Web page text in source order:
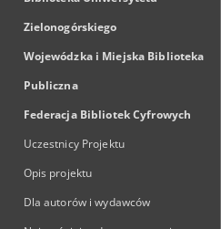
Zielonogórskiego
Wojewódzka i Miejska Biblioteka
Publiczna
Federacja Bibliotek Cyfrowych
Uczestnicy Projektu
Opis projektu
Dla autorów i wydawców